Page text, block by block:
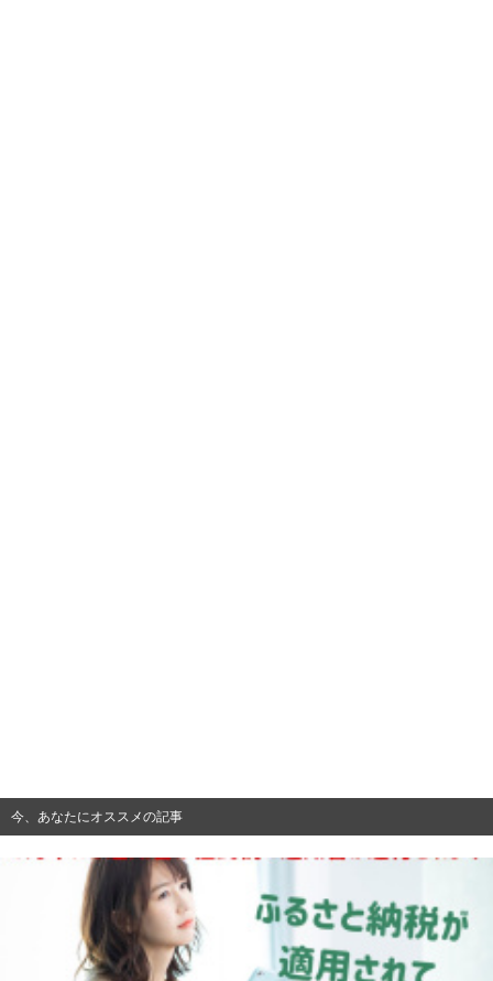
今、あなたにオススメの記事